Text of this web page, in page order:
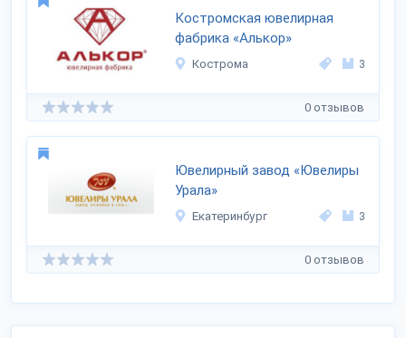
Костромская ювелирная
фабрика «Алькор»
Кострома 3
0 отзывов
Ювелирный завод «Ювелиры
Урала»
Екатеринбург 3
0 отзывов